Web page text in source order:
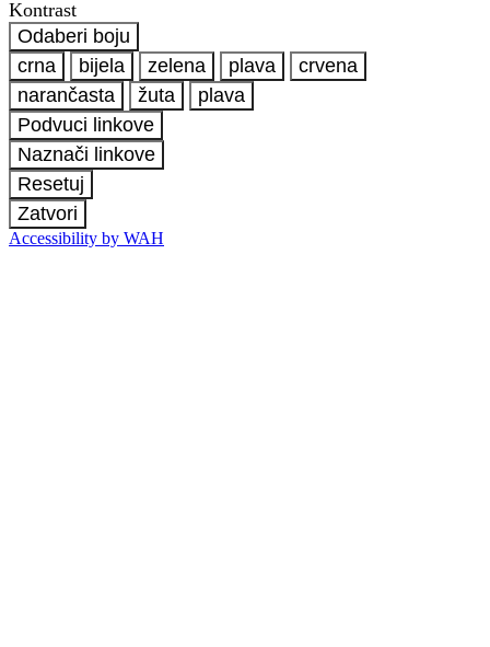
Kontrast
Odaberi boju
crna
bijela zelena plava
crvena
narančasta
žuta
plava
Podvuci linkove
Naznači linkove
Resetuj
Zatvori
Accessibility by WAH